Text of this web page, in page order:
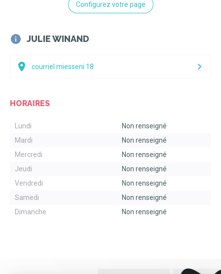
Configurez votre page
JULIE WINAND
courriel miesseni 18
HORAIRES
Lundi
Non renseigné
Mardi
Non renseigné
Mercredi
Non renseigné
Jeudi
Non renseigné
Vendredi
Non renseigné
Samedi
Non renseigné
Dimanche
Non renseigné